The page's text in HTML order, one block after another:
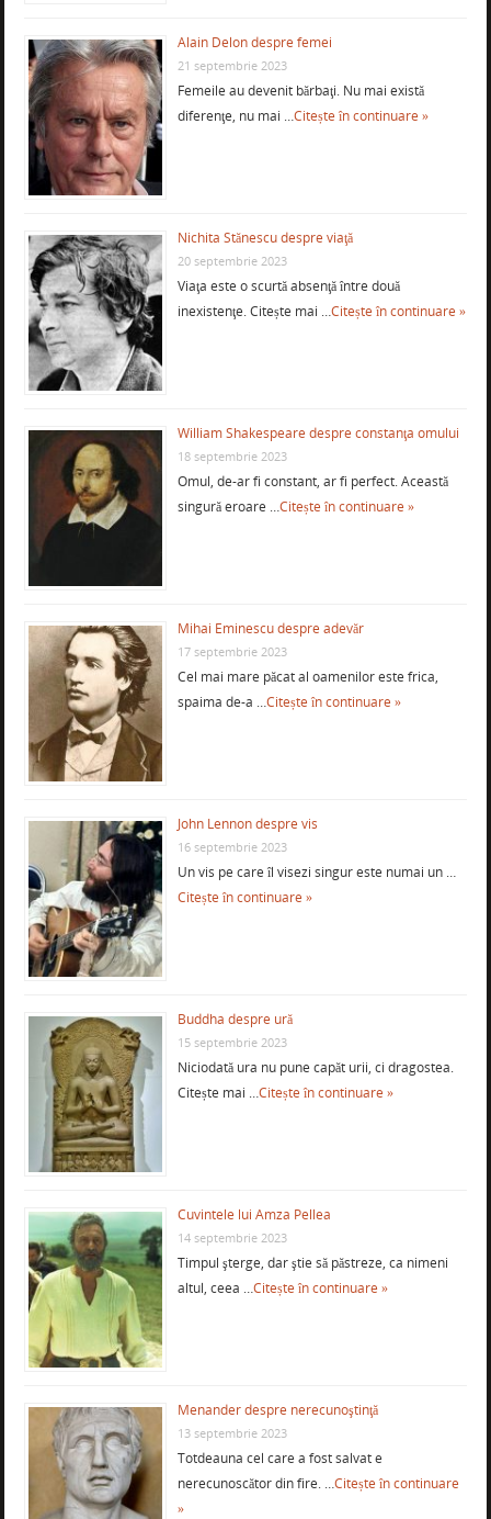
Alain Delon despre femei
21 septembrie 2023
Femeile au devenit bărbaţi. Nu mai există
diferenţe, nu mai …Citește în continuare »
Nichita Stănescu despre viaţă
20 septembrie 2023
Viaţa este o scurtă absenţă între două
inexistenţe. Citește mai …Citește în continuare »
William Shakespeare despre constanţa omului
18 septembrie 2023
Omul, de-ar fi constant, ar fi perfect. Această
singură eroare …Citește în continuare »
Mihai Eminescu despre adevăr
17 septembrie 2023
Cel mai mare păcat al oamenilor este frica,
spaima de-a …Citește în continuare »
John Lennon despre vis
16 septembrie 2023
Un vis pe care îl visezi singur este numai un …
Citește în continuare »
Buddha despre ură
15 septembrie 2023
Niciodată ura nu pune capăt urii, ci dragostea.
Citește mai …Citește în continuare »
Cuvintele lui Amza Pellea
14 septembrie 2023
Timpul şterge, dar ştie să păstreze, ca nimeni
altul, ceea …Citește în continuare »
Menander despre nerecunoştinţă
13 septembrie 2023
Totdeauna cel care a fost salvat e
nerecunoscător din fire. …Citește în continuare
»